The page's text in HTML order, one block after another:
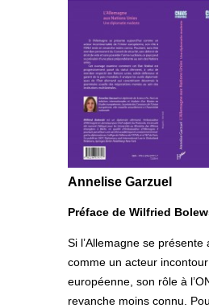
Annelise Garzuel
Préface de Wilfried
Si l’Allemagne se présente
comme un acteur
européenne, son rôle à
revanche moins connu.